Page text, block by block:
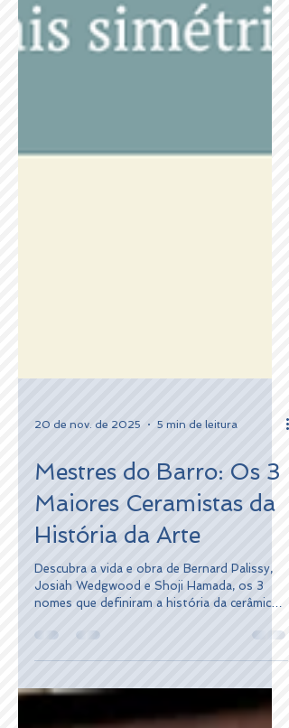
20 de nov. de 2025 5 min de leitura
Mestres do Barro: Os 3
Maiores Ceramistas da
História da Arte
Descubra a vida e obra de Bernard Palissy,
Josiah Wedgwood e Shoji Hamada, os 3
mundial.